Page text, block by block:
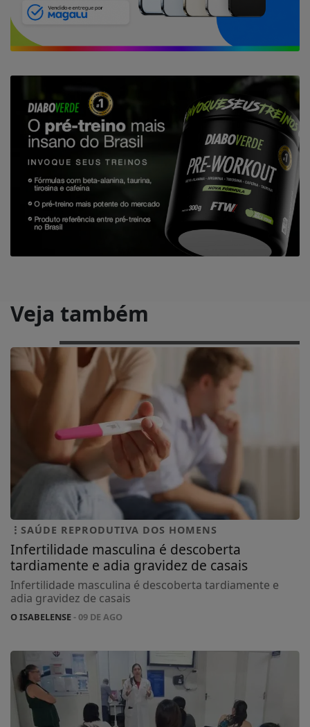
Veja também
SAÚDE REPRODUTIVA DOS HOMENS
Infertilidade masculina é descoberta
tardiamente e adia gravidez de casais
Infertilidade masculina é descoberta tardiamente e
adia gravidez de casais
O ISABELENSE- 09 DE AGO